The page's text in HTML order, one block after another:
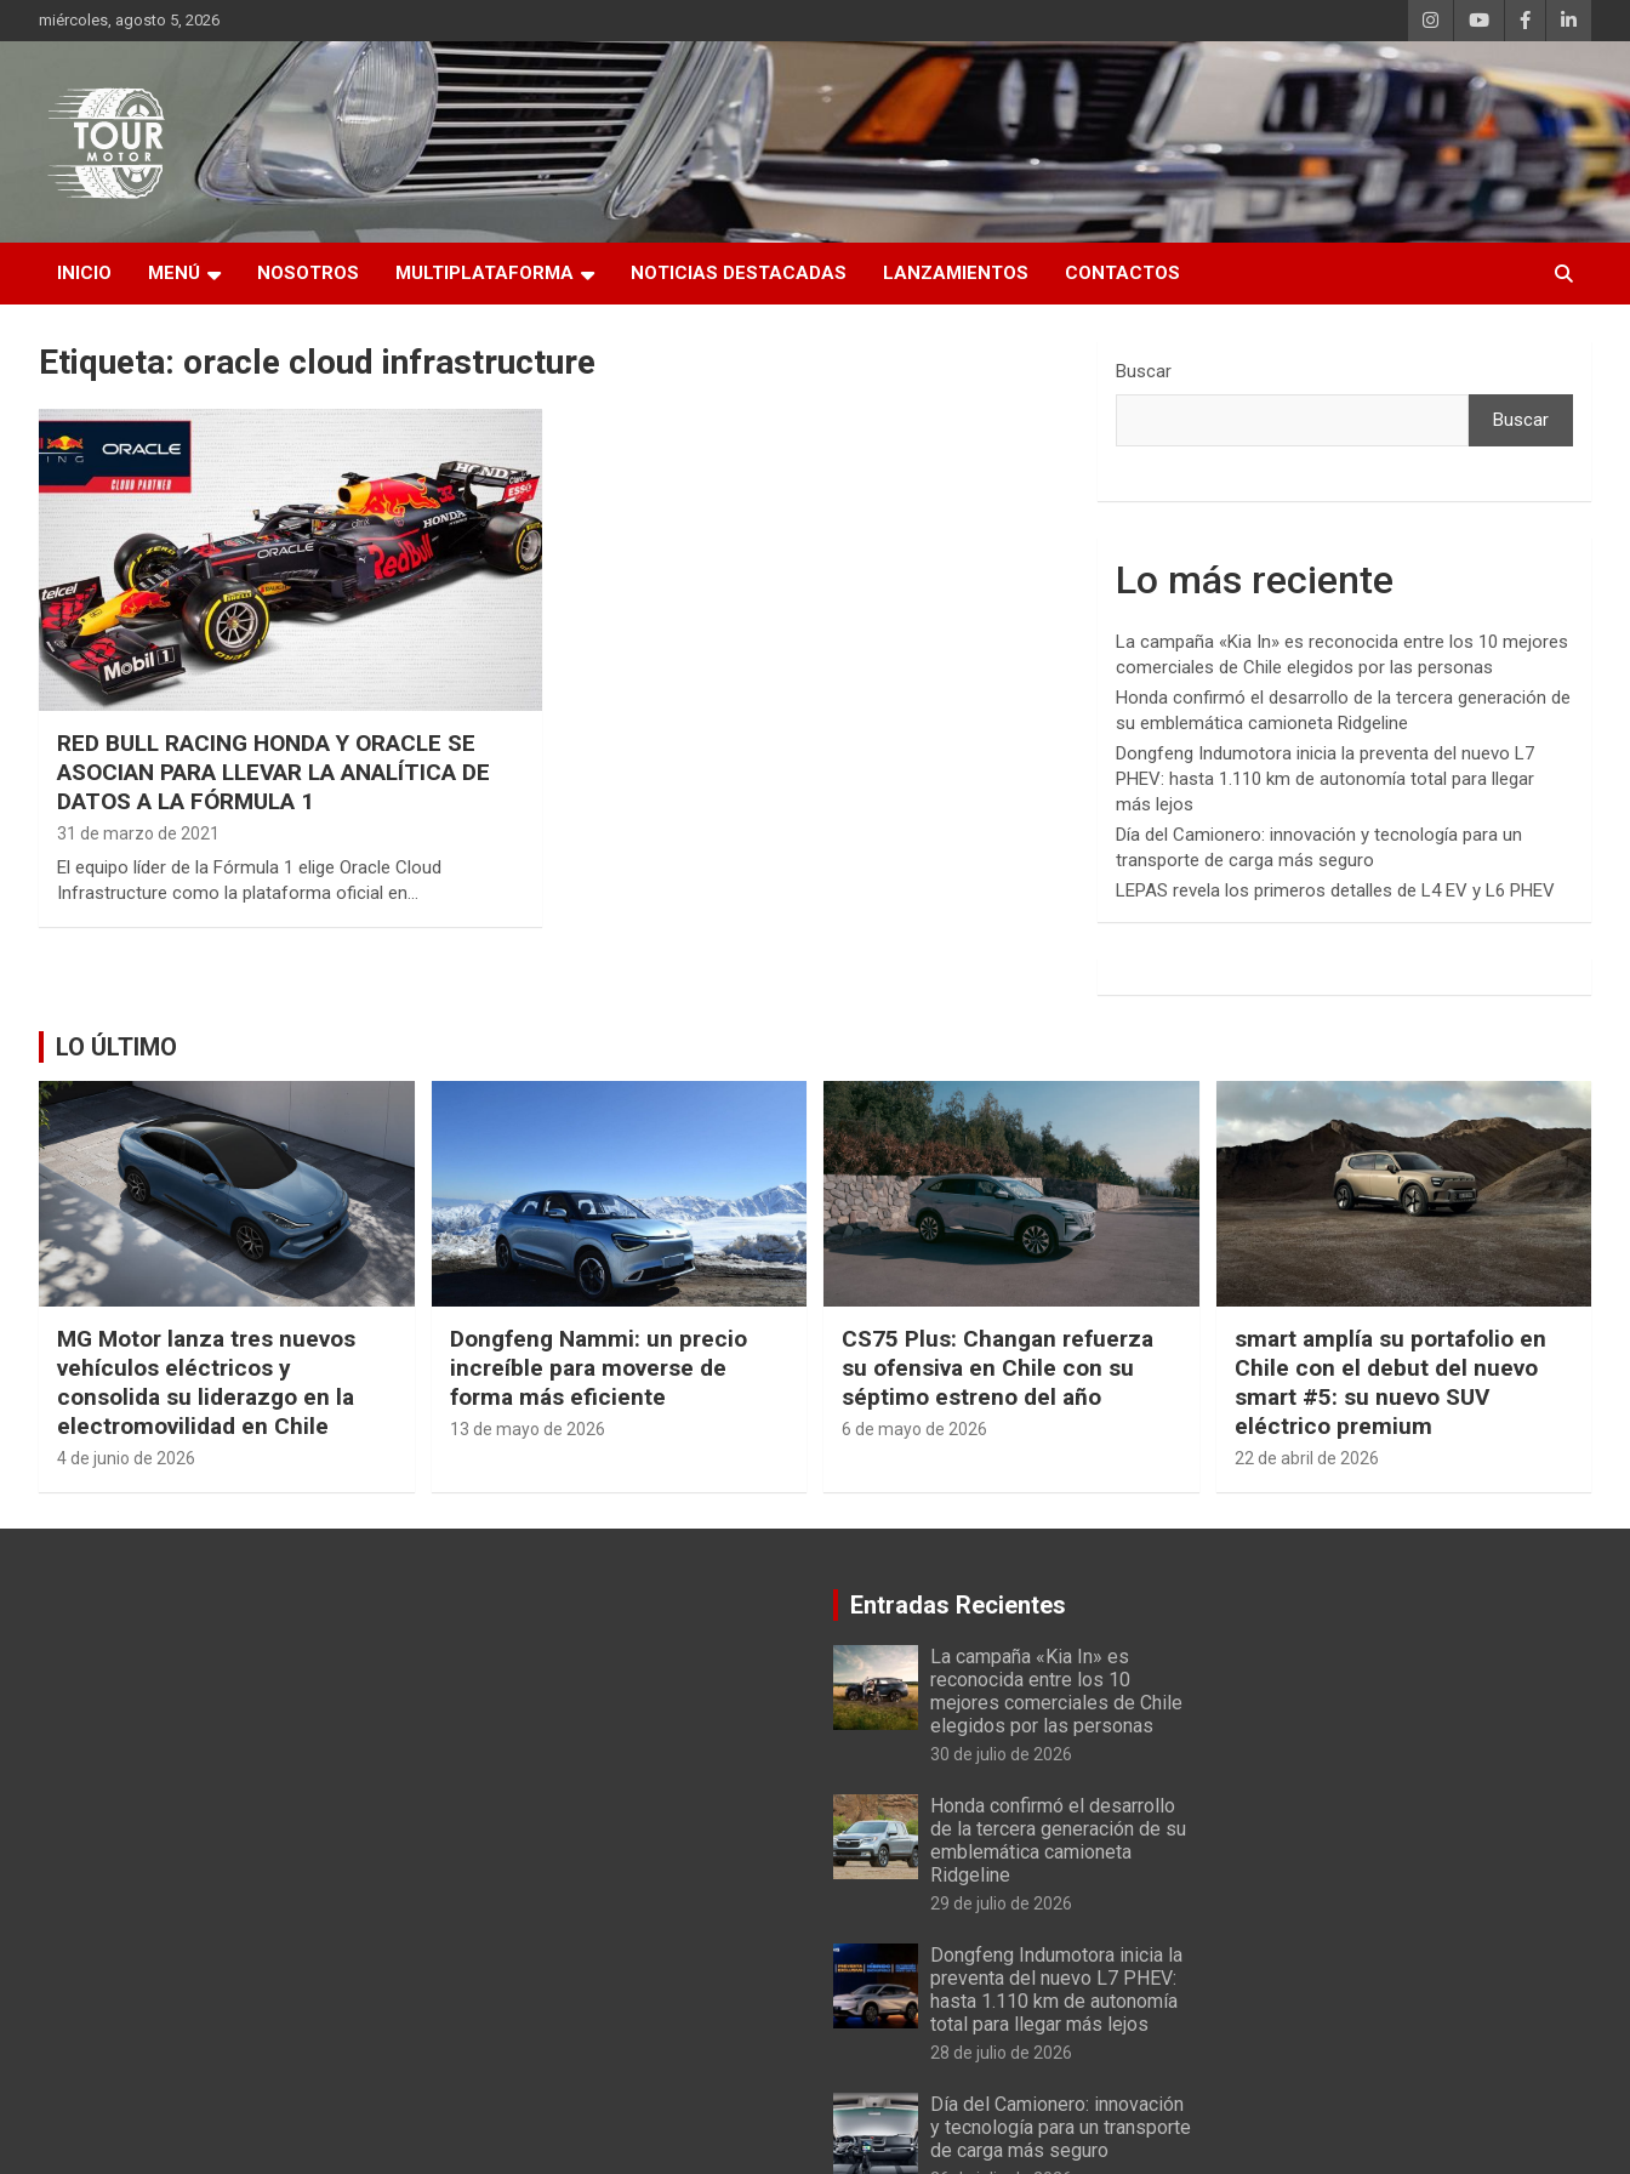
al
miércoles, agosto 5, 2026
Tour Motor
Plataforma de contenido audiovisual para el sector automotriz
INICIO MENÚ NOSOTROS MULTIPLATAFORMA NOTICIAS DESTACADAS LANZAMIENTOS CONTACTOS
Etiqueta: oracle cloud infrastructure
RED BULL RACING HONDA Y ORACLE SE
ASOCIAN PARA LLEVAR LA ANALÍTICA DE
DATOS A LA FÓRMULA 1
31 de marzo de 2021
El equipo líder de la Fórmula 1 elige Oracle Cloud
Infrastructure como la plataforma oficial en…
Buscar
Buscar
Lo más reciente
La campaña «Kia In» es reconocida entre los 10 mejores
comerciales de Chile elegidos por las personas
Honda confirmó el desarrollo de la tercera generación de
su emblemática camioneta Ridgeline
Dongfeng Indumotora inicia la preventa del nuevo L7
PHEV: hasta 1.110 km de autonomía total para llegar
más lejos
Día del Camionero: innovación y tecnología para un
transporte de carga más seguro
LEPAS revela los primeros detalles de L4 EV y L6 PHEV
LO ÚLTIMO
MG Motor lanza tres nuevos
vehículos eléctricos y
consolida su liderazgo en la
electromovilidad en Chile
4 de junio de 2026
Dongfeng Nammi: un precio
increíble para moverse de
forma más eficiente
13 de mayo de 2026
CS75 Plus: Changan refuerza
su ofensiva en Chile con su
séptimo estreno del año
6 de mayo de 2026
smart amplía su portafolio en
Chile con el debut del nuevo
smart #5: su nuevo SUV
eléctrico premium
22 de abril de 2026
Entradas Recientes
La campaña «Kia In» es
reconocida entre los 10
mejores comerciales de Chile
elegidos por las personas
30 de julio de 2026
Honda confirmó el desarrollo
de la tercera generación de su
emblemática camioneta
Ridgeline
29 de julio de 2026
Dongfeng Indumotora inicia la
preventa del nuevo L7 PHEV:
hasta 1.110 km de autonomía
total para llegar más lejos
28 de julio de 2026
Día del Camionero: innovación
y tecnología para un transporte
de carga más seguro